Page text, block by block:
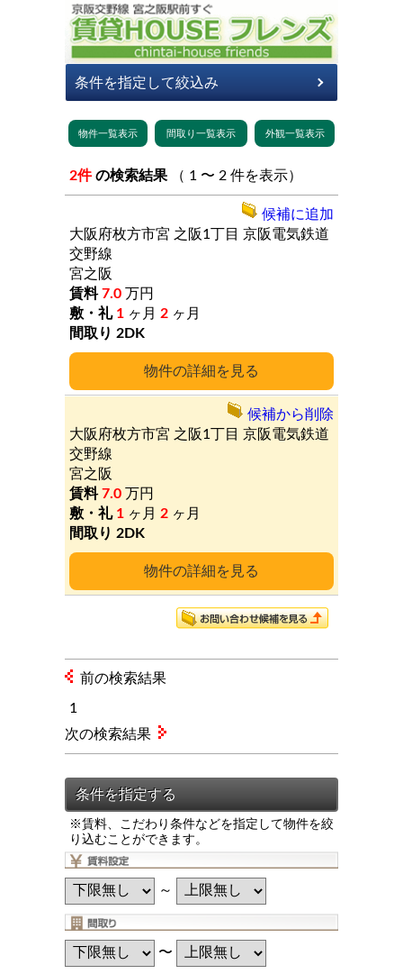
2件 の検索結果 （ 1 〜 2 件を表示）
詳細
大阪府枚方市宮 之阪1丁目 京阪電気鉄道
交野線
宮之阪
7.0 万円
1 ヶ月 2 ヶ月
2DK
候補に追加
詳細
大阪府枚方市宮 之阪1丁目 京阪電気鉄道
交野線
宮之阪
7.0 万円
1 ヶ月 2 ヶ月
2DK
候補から削除
前の検索結果
1
※賃料、こだわり条件などを指定して物件を絞
り込むことができます。
～
〜